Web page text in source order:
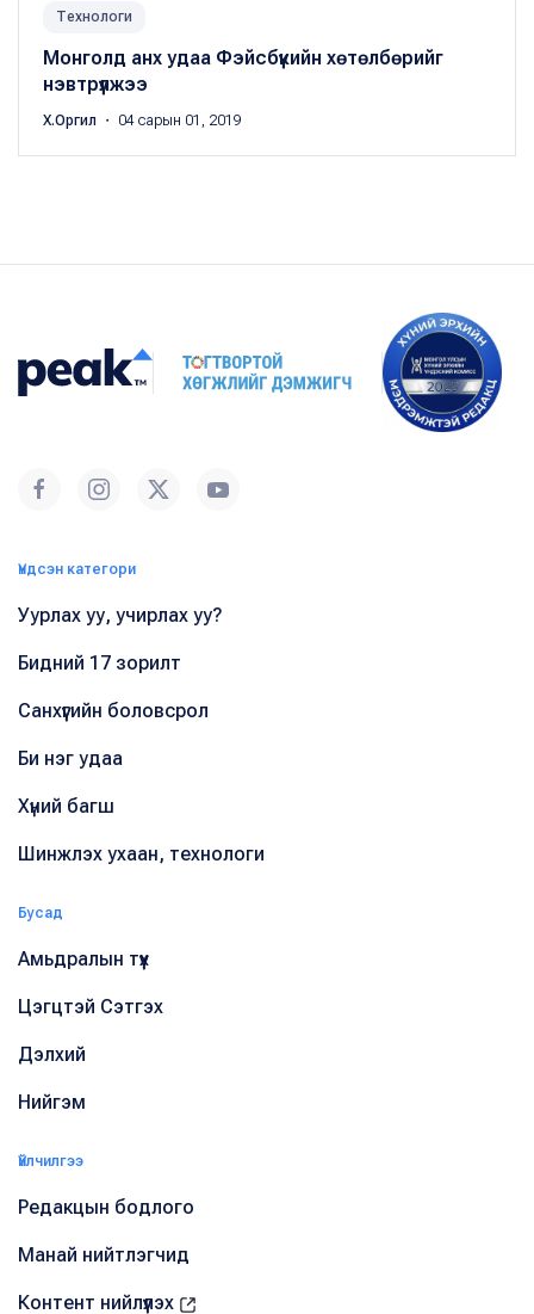
Технологи
Монголд анх удаа Фэйсбүүкийн хөтөлбөрийг
нэвтрүүлжээ
Х.Оргил ・ 04 сарын 01, 2019
Үндсэн категори
Уурлах уу, учирлах уу?
Бидний 17 зорилт
Санхүүгийн боловсрол
Би нэг удаа
Хүний багш
Шинжлэх ухаан, технологи
Бусад
Амьдралын түүх
Цэгцтэй Сэтгэх
Дэлхий
Нийгэм
Үйлчилгээ
Редакцын бодлого
Манай нийтлэгчид
Контент нийлүүлэх